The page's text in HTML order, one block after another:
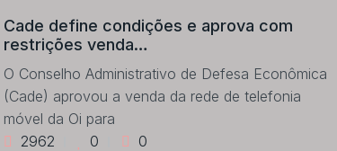
Cade define condições e aprova com
restrições venda…
O Conselho Administrativo de Defesa Econômica
(Cade) aprovou a venda da rede de telefonia
móvel da Oi para
2962
0 0